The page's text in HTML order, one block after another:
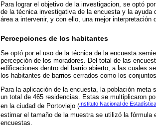
Para lograr el objetivo de la investigacion, se optó
de la técnica investigativa de la encuesta y la
área a intervenir, y con ello, una mejor interpretación
Percepciones de los habitantes
Se optó por el uso de la técnica de la encuesta
percepción de los moradores. Del total de las
edificaciones dentro del barrio abierto, a las cuales
los habitantes de barrios cerrados como los
Para la aplicación de la encuesta, la población
un total de 465 residencias. Estas se multiplicaron
en la ciudad de Portoviejo (Instituto Nacional de
estimar el tamaño de la muestra se utilizó la fórmula
encuestas.